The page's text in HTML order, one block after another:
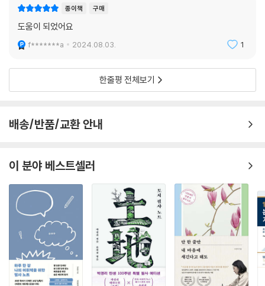
종이책 구매
도움이 되었어요
f*******a 2024.08.03. 1
한줄평 전체보기
배송/반품/교환 안내
이 분야 베스트셀러